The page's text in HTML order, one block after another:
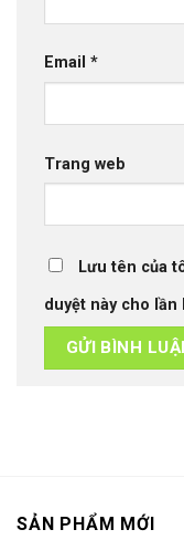
Email *
Trang web
Lưu tên của
duyệt này cho
SẢN PHẨM MỚI